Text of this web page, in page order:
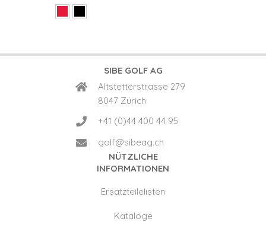
SIBE GOLF AG
Altstetterstrasse 279
8047 Zürich
+41 (0)44 400 44 95
golf@sibeag.ch
NÜTZLICHE
INFORMATIONEN
Ersatzteilelisten
Kataloge